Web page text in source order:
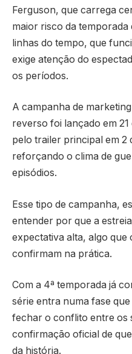
Ferguson, que carrega
maior risco da
linhas do tempo, que
exige atenção do
os períodos.
A campanha de
reverso foi lançado em
pelo trailer principal em 2
reforçando o clima de
episódios.
Esse tipo de campanha,
entender por que a
expectativa alta, algo que
confirmam na prática.
Com a 4ª temporada já
série entra numa fase
fechar o conflito entre os
confirmação oficial de
da história.